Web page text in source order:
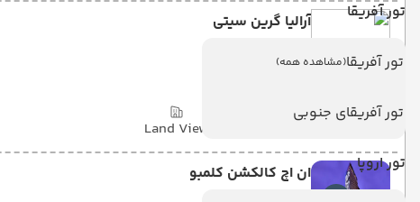
تور آفریقا
تور آفریقا(مشاهده همه)
تور آفریقای جنوبی
تور اروپا
آرالیا گرین سیتی
Aaraliya Green City
Land View
ان اچ کالکشن کلمبو